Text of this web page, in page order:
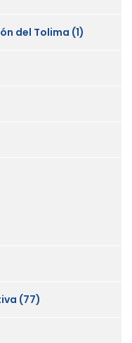
del Tolima (1)
(77)